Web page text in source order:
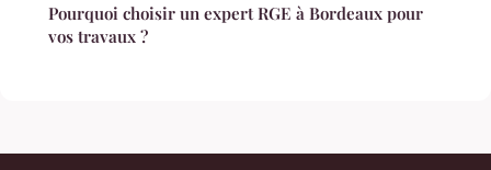
Pourquoi choisir un expert RGE à Bordeaux pour
vos travaux ?